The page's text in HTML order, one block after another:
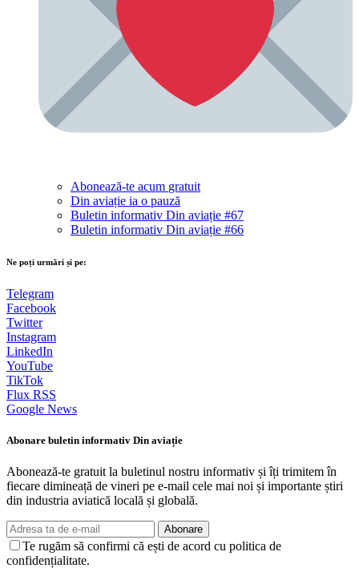
Abonează-te acum gratuit
Din aviație ia o pauză
Buletin informativ Din aviație #67
Buletin informativ Din aviație #66
Ne poți urmări și pe:
Telegram
Facebook
Twitter
Instagram
LinkedIn
YouTube
TikTok
Flux RSS
Google News
Abonare buletin informativ Din aviație
Abonează-te gratuit la buletinul nostru informativ și îți trimitem în
fiecare dimineață de vineri pe e-mail cele mai noi și importante știri
din industria aviatică locală și globală.
Abonare
Te rugăm să confirmi că ești de acord cu politica de
confidențialitate.